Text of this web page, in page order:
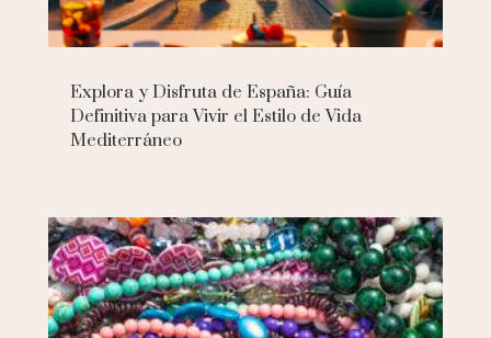
Explora y Disfruta de España: Guía
Definitiva para Vivir el Estilo de Vida
Mediterráneo